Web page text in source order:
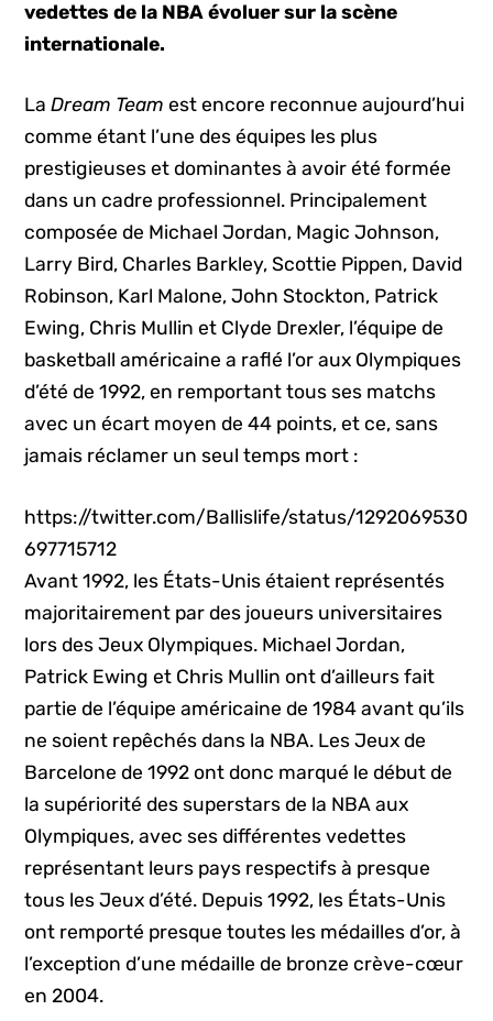
vedettes de la NBA évoluer sur la scène
internationale.
LaDream Teamest encore reconnue aujourd’hui
comme étant l’une des équipes les plus
prestigieuses et dominantes à avoir été formée
dans un cadre professionnel. Principalement
composée de Michael Jordan, Magic Johnson,
Larry Bird, Charles Barkley, Scottie Pippen, David
Robinson, Karl Malone, John Stockton, Patrick
Ewing, Chris Mullin et Clyde Drexler, l’équipe de
basketball américaine a raflé l’or aux Olympiques
d’été de 1992, en remportant tous ses matchs
avec un écart moyen de 44 points, et ce, sans
jamais réclamer un seul temps mort :
https://twitter.com/Ballislife/status/1292069530
697715712
Avant 1992, les États-Unis étaient représentés
majoritairement par des joueurs universitaires
lors des Jeux Olympiques. Michael Jordan,
Patrick Ewing et Chris Mullin ont d’ailleurs fait
partie de l’équipe américaine de 1984 avant qu’ils
ne soient repêchés dans la NBA. Les Jeux de
Barcelone de 1992 ont donc marqué le début de
la supériorité des superstars de la NBA aux
Olympiques, avec ses différentes vedettes
représentant leurs pays respectifs à presque
tous les Jeux d’été. Depuis 1992, les États-Unis
ont remporté presque toutes les médailles d’or, à
l’exception d’une médaille de bronze crève-cœur
en 2004.